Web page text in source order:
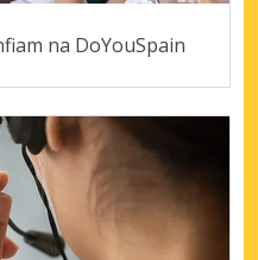
na DoYouSpain